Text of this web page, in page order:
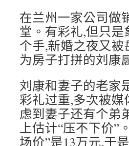
在兰州一家公司做
堂。有彩礼,但只
个手,新婚之夜又
为房子打拼的刘康
刘康和妻子的老家
彩礼过重,多次被
虑到妻子还有个弟
上估计“压不下价”
场价”是13万元,于